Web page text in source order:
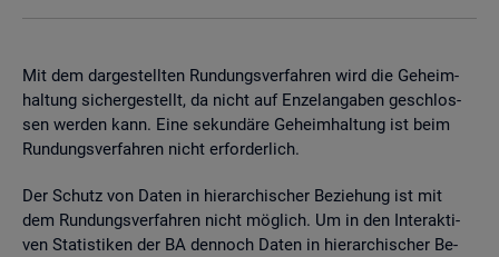
Mit dem dar­ge­stell­ten Run­dungs­ver­fah­ren wird die Ge­heim­
hal­tung si­cher­ge­stellt, da nicht auf En­zel­an­ga­ben ge­schlos­
sen wer­den kann. Eine se­kun­dä­re Ge­heim­hal­tung ist beim
Run­dungs­ver­fah­ren nicht er­for­der­lich.
Der Schutz von Daten in hier­ar­chi­scher Be­zie­hung ist mit
dem Run­dungs­ver­fah­ren nicht mög­lich. Um in den In­ter­ak­ti­
ven Sta­tis­ti­ken der BA den­noch Daten in hier­ar­chi­scher Be­